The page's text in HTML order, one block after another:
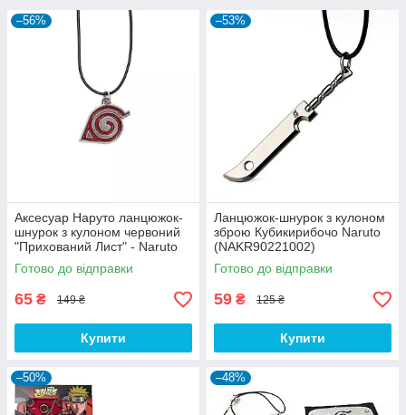
–56%
Аксесуар Наруто ланцюжок-
шнурок з кулоном червоний
"Прихований Лист" - Naruto
Necklace
Готово до відправки
65 ₴ 149 ₴
Купити
–53%
Ланцюжок-шнурок з кулоном
зброю Кубикирибочо Naruto
(NAKR90221002)
Готово до відправки
59 ₴ 125 ₴
Купити
–50% –48%